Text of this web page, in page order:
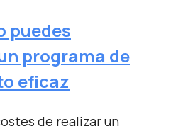
puedes
programa de
eficaz
de realizar un